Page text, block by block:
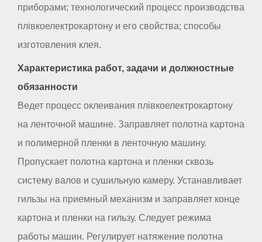
приборами; технологический процесс производства
плівкоелектрокартону и его свойства; способы
изготовления клея.
Характеристика работ, задачи и должностные
обязанности
Ведет процесс оклеивания плівкоелектрокартону
на ленточной машине. Заправляет полотна картона
и полимерной пленки в ленточную машину.
Пропускает полотна картона и пленки сквозь
систему валов и сушильную камеру. Устанавливает
гильзы на приемный механизм и заправляет конце
картона и пленки на гильзу. Следует режима
работы машин. Регулирует натяжение полотна